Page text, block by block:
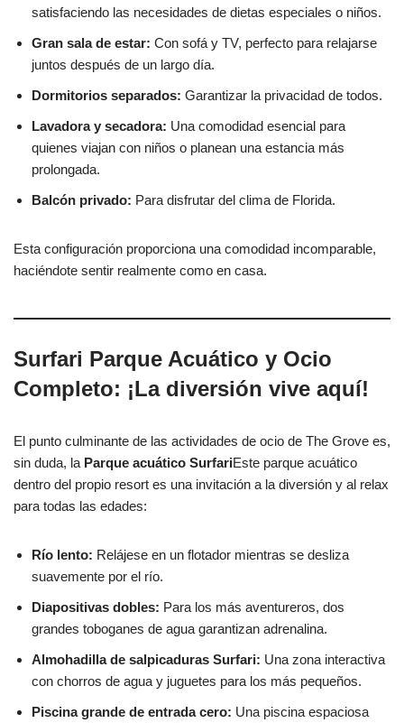
satisfaciendo las necesidades de dietas especiales o niños.
Gran sala de estar: Con sofá y TV, perfecto para relajarse
juntos después de un largo día.
Dormitorios separados: Garantizar la privacidad de todos.
Lavadora y secadora: Una comodidad esencial para
quienes viajan con niños o planean una estancia más
prolongada.
Balcón privado: Para disfrutar del clima de Florida.
Esta configuración proporciona una comodidad incomparable,
haciéndote sentir realmente como en casa.
Surfari Parque Acuático y Ocio
Completo: ¡La diversión vive aquí!
El punto culminante de las actividades de ocio de The Grove es,
sin duda, la Parque acuático SurfariEste parque acuático
dentro del propio resort es una invitación a la diversión y al relax
para todas las edades:
Río lento: Relájese en un flotador mientras se desliza
suavemente por el río.
Diapositivas dobles: Para los más aventureros, dos
grandes toboganes de agua garantizan adrenalina.
Almohadilla de salpicaduras Surfari: Una zona interactiva
con chorros de agua y juguetes para los más pequeños.
Piscina grande de entrada cero: Una piscina espaciosa